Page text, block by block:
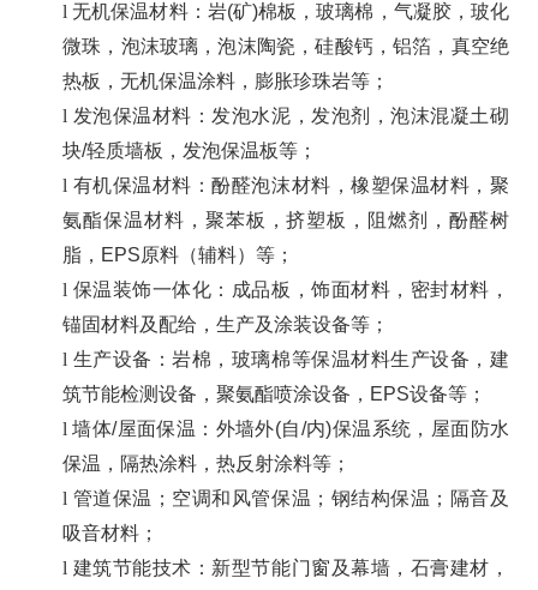
l无机保温材料：岩(矿)棉板，玻璃棉，气凝胶，玻化
微珠， 泡沫玻璃，泡沫陶瓷，硅酸钙，铝箔，真空绝
热板， 无机保温涂料，膨胀珍珠岩等 ；
l 发泡保温材料：发泡水泥 ，发泡剂，泡沫混凝土砌
块/轻质墙板，发泡保温板等；
l 有机保温材料：酚醛泡沫材料，橡塑保温材料，聚
氨酯保温材料， 聚苯板，挤塑板 ，阻燃剂
，酚醛树
脂， EPS原料 （辅料） 等 ；
l 保温装饰一体化： 成品板，饰面材料，密封材料，
锚固材料及配给，生产及涂装设备等；
l 生产设备：岩棉，玻璃棉等保温材料生产设备，建
筑节能检测设备，聚氨酯喷涂设备， EPS设备等 ；
l墙体/屋面保温：外墙外(自/内)保温系统，屋面防水
保温，隔热涂料，热反射涂料等；
l 管道保温；空调和风管保温；钢结构保温；隔音及
吸音材料；
l 建筑节能技术： 新型节能门窗及幕墙，石膏建材，